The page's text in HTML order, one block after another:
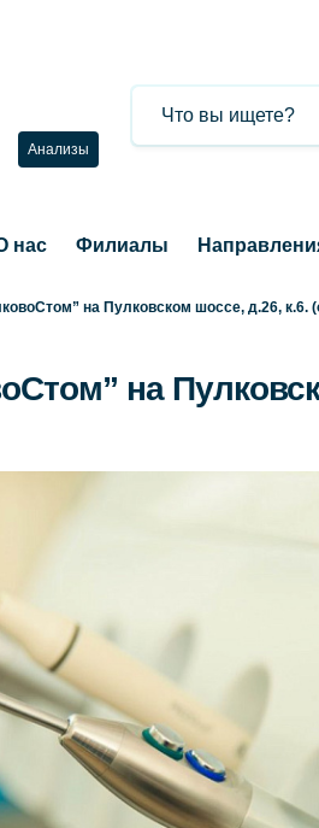
Анализы
нас Филиалы
на Пулковском шоссе, д.26, к.6.
на